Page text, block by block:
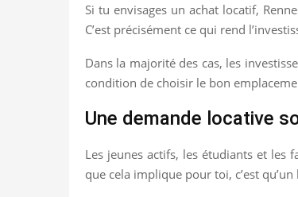
Si tu envisages un achat locatif,
C’est précisément ce qui rend
Dans la majorité des cas, les
condition de choisir le bon
Une demande locative
Les jeunes actifs, les étudiants et les
que cela implique pour toi, c’est